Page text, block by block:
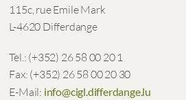
115c, rue Emile Mark
L-4620 Differdange
Tel.: (+352) 26 58 00 20 1
Fax: (+352) 26 58 00 20 30
E-Mail: info@cigl.differdange.lu